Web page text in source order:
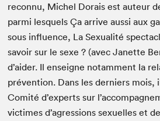
reconnu, Michel Dorais est auteur
parmi lesquels Ça arrive aussi aux
sous influence, La Sexualité
savoir sur le sexe ? (avec Janette
d’aider. Il enseigne notamment la
prévention. Dans les derniers mois,
Comité d’experts sur
victimes d’agressions sexuelles et